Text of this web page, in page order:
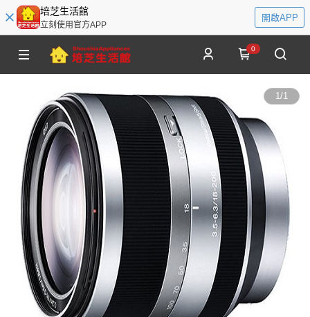
培芝生活館
立刻使用官方APP
開啟APP
0
1/1